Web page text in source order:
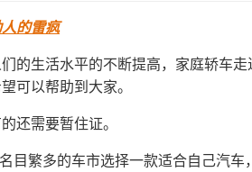
的雷疯
的生活水平的不断提高，家庭轿车
可以帮助到大家。
还需要暂住证。
目繁多的车市选择一款适合自己汽车